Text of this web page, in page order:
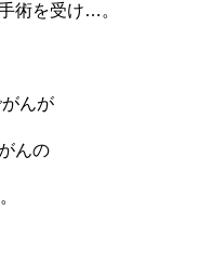
術を受け…。
んが
んの